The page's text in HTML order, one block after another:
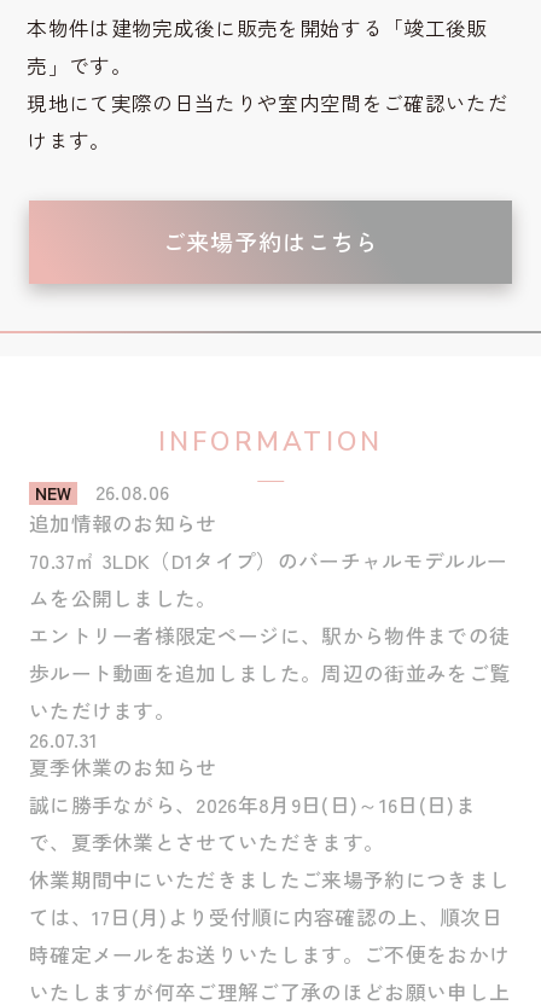
本物件は建物完成後に販売を開始する「竣工後販
売」です。
現地にて実際の日当たりや室内空間をご確認いただ
けます。
ご来場予約はこちら
INFORMATION
NEW
26.08.06
追加情報のお知らせ
70.37㎡ 3LDK（D1タイプ）のバーチャルモデルルー
ムを公開しました。
エントリー者様限定ページに、駅から物件までの徒
歩ルート動画を追加しました。周辺の街並みをご覧
いただけます。
26.07.31
夏季休業のお知らせ
誠に勝手ながら、2026年8月9日(日)～16日(日)ま
で、夏季休業とさせていただきます。
休業期間中にいただきましたご来場予約につきまし
ては、17日(月)より受付順に内容確認の上、順次日
時確定メールをお送りいたします。ご不便をおかけ
いたしますが何卒ご理解ご了承のほどお願い申し上